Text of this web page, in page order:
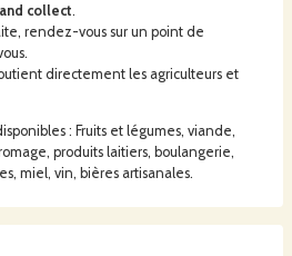
collect.
rendez-vous sur un point de
directement les agriculteurs et
: Fruits et légumes, viande,
produits laitiers, boulangerie,
miel, vin, bières artisanales.